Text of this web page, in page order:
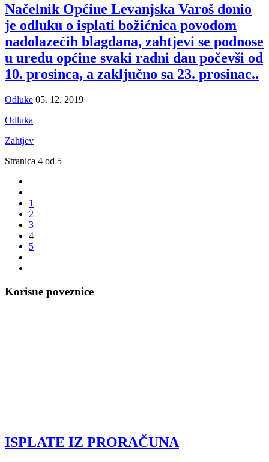
Načelnik Općine Levanjska Varoš donio
je odluku o isplati božićnica povodom
nadolazećih blagdana, zahtjevi se podnose
u uredu općine svaki radni dan počevši od
10. prosinca, a zaključno sa 23. prosinac..
Odluke 05. 12. 2019
Odluka
Zahtjev
Stranica 4 od 5
1
2
3
4
5
Korisne poveznice
ISPLATE IZ PRORAČUNA